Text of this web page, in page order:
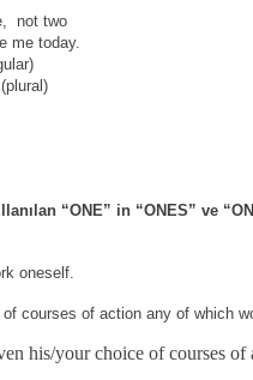
not two
me today.
“ONE” in “ONES” ve
oneself.
courses of action any of which
his/your choice of courses